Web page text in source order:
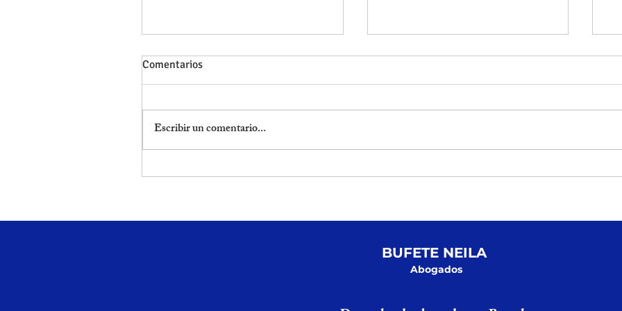
Comentarios
Escribir un comentario...
BUFETE NEILA
Abogados